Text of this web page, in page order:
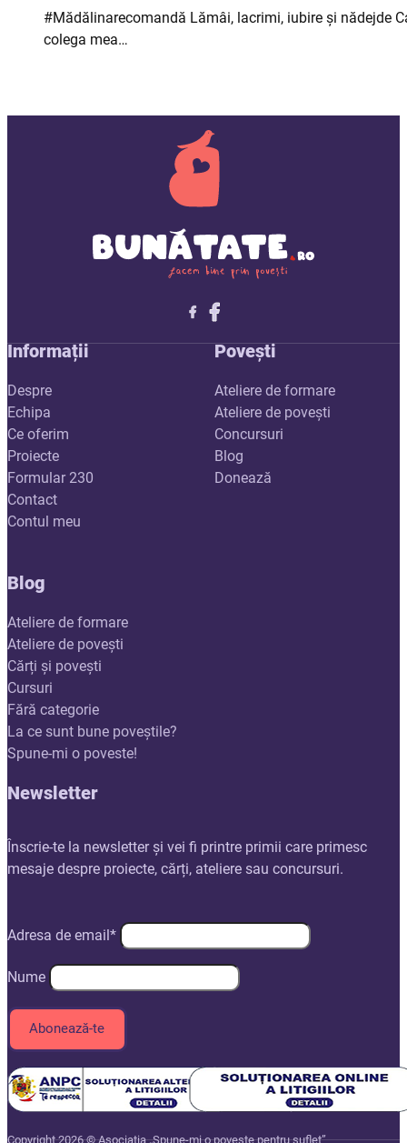
#Mădălinarecomandă Lămâi, lacrimi, iubire și nădejde
colega mea…
Follow me on X
Follow me on LinkedIn
Follow me on X
Informații
Despre
Echipa
Ce oferim
Proiecte
Formular 230
Contact
Contul meu
Povești
Ateliere de formare
Ateliere de povești
Concursuri
Blog
Donează
Blog
Ateliere de formare
Ateliere de povești
Cărți și povești
Cursuri
Fără categorie
La ce sunt bune poveștile?
Spune-mi o poveste!
Newsletter
Înscrie-te la newsletter și vei fi printre primii care primesc
mesaje despre proiecte, cărți, ateliere sau concursuri.
Adresa de email*
Nume
Copyright 2026 © Asociația „Spune-mi o poveste pentru suflet”